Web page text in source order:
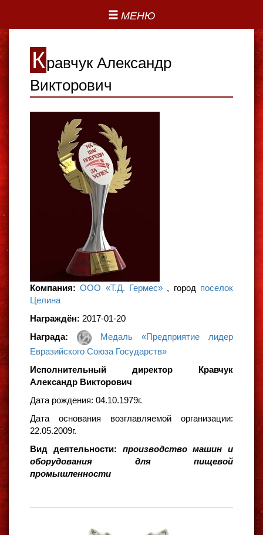
МЕНЮ
Кравчук Александр
Викторович
Компания:ООО «Т.Д. Гермес» , город поселок
Целина
Награждён: 2017-01-20
Награда:
Медаль «Предприятие лидер
Евразийского Союза Государств»
Исполнительный директор Кравчук
Александр Викторович
Дата рождения: 04.10.1979г.
Дата основания возглавляемой организации:
22.05.2009г.
Вид деятельности: производство машин и
оборудования для пищевой
промышленности